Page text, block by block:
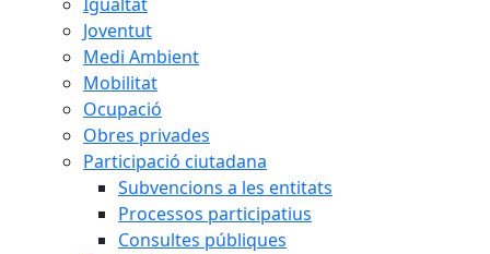
Joventut
Medi Ambient
Mobilitat
Ocupació
Obres privades
Participació ciutadana
Subvencions a les entitats
Processos participatius
Consultes públiques